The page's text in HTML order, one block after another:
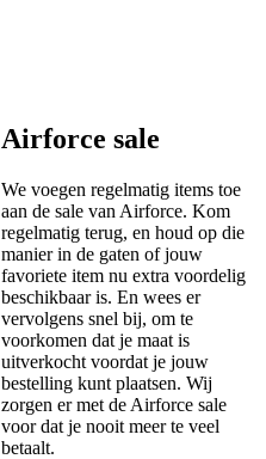
Airforce sale
We voegen regelmatig items toe
aan de sale van Airforce. Kom
regelmatig terug, en houd op die
manier in de gaten of jouw
favoriete item nu extra voordelig
beschikbaar is. En wees er
vervolgens snel bij, om te
voorkomen dat je maat is
uitverkocht voordat je jouw
bestelling kunt plaatsen. Wij
zorgen er met de Airforce sale
voor dat je nooit meer te veel
betaalt.